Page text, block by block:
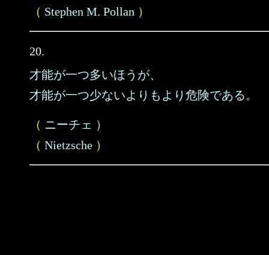
（ Stephen M. Pollan ）
20.
才能が一つ多いほうが、
才能が一つ少ないよりもより危険である。
（ ニーチェ ）
（ Nietzsche ）